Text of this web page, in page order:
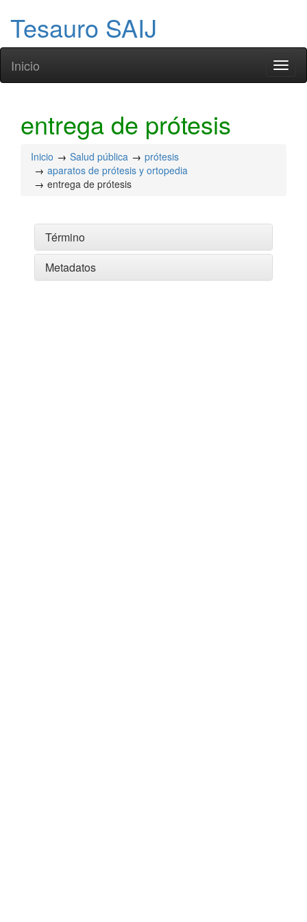
Tesauro SAIJ
Inicio
entrega de prótesis
Inicio Salud pública
prótesis
aparatos de prótesis y ortopedia
entrega de prótesis
Término
Metadatos